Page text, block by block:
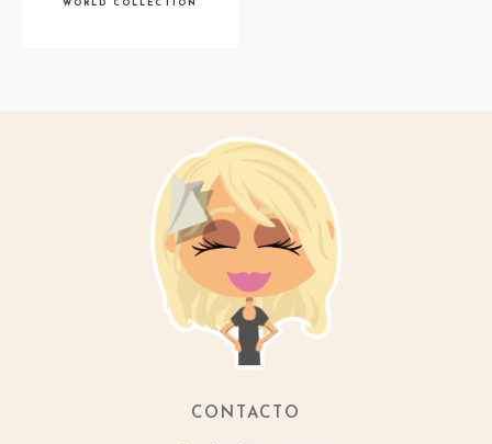
WORLD CÖLLECTION
CONTACTO